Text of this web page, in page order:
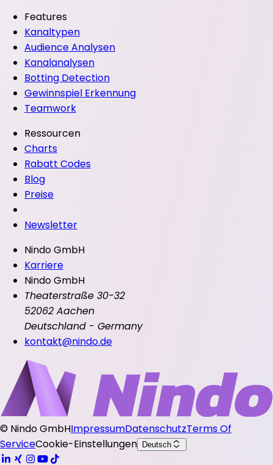
Features
Kanaltypen
Audience Analysen
Kanalanalysen
Botting Detection
Gewinnspiel Erkennung
Teamwork
Ressourcen
Charts
Rabatt Codes
Blog
Preise
Newsletter
Nindo GmbH
Karriere
Nindo GmbH
Theaterstraße 30-32
52062 Aachen
Deutschland - Germany
kontakt@nindo.de
© Nindo GmbHImpressumDatenschutzTerms Of
ServiceCookie-Einstellungen Deutsch